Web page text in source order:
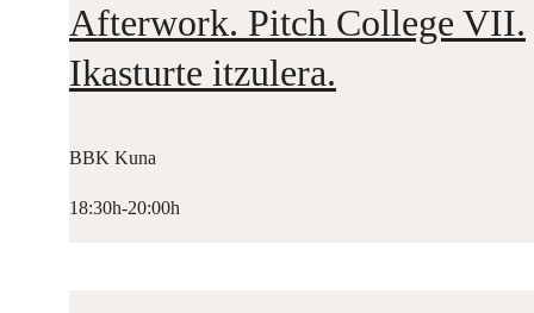
Afterwork. Pitch College VII.
Ikasturte itzulera.
BBK Kuna
18:30h-20:00h